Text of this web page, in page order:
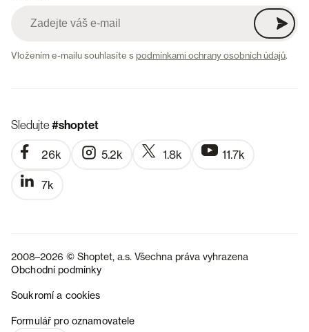
Vložením e-mailu souhlasíte spodmínkami ochrany osobních údajů.
Sledujte#shoptet
26k 5.2k 1.8k 11.7k
7k
2008–2026 © Shoptet, a.s. Všechna práva vyhrazena
Obchodní podmínky
Soukromí a cookies
Formulář pro oznamovatele